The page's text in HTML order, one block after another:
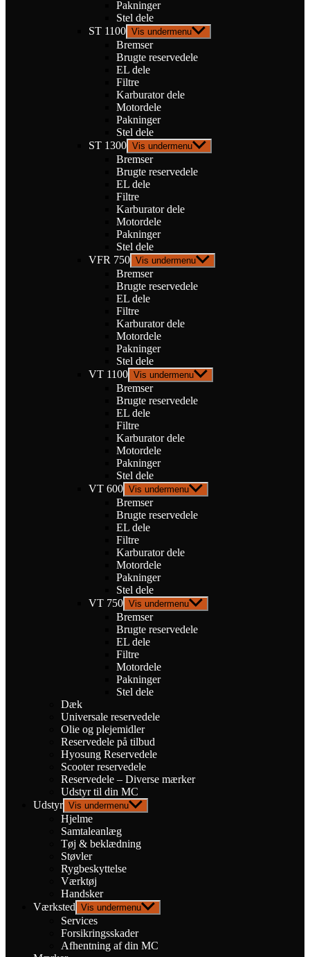
Pakninger
Stel dele
ST 1100 Vis undermenu
Bremser
Brugte reservedele
EL dele
Filtre
Karburator dele
Motordele
Pakninger
Stel dele
ST 1300 Vis undermenu
Bremser
Brugte reservedele
EL dele
Filtre
Karburator dele
Motordele
Pakninger
Stel dele
VFR 750 Vis undermenu
Bremser
Brugte reservedele
EL dele
Filtre
Karburator dele
Motordele
Pakninger
Stel dele
VT 1100 Vis undermenu
Bremser
Brugte reservedele
EL dele
Filtre
Karburator dele
Motordele
Pakninger
Stel dele
VT 600 Vis undermenu
Bremser
Brugte reservedele
EL dele
Filtre
Karburator dele
Motordele
Pakninger
Stel dele
VT 750 Vis undermenu
Bremser
Brugte reservedele
EL dele
Filtre
Motordele
Pakninger
Stel dele
Dæk
Universale reservedele
Olie og plejemidler
Reservedele på tilbud
Hyosung Reservedele
Scooter reservedele
Reservedele – Diverse mærker
Udstyr til din MC
Udstyr Vis undermenu
Hjelme
Samtaleanlæg
Tøj & beklædning
Støvler
Rygbeskyttelse
Værktøj
Handsker
Værksted Vis undermenu
Services
Forsikringsskader
Afhentning af din MC